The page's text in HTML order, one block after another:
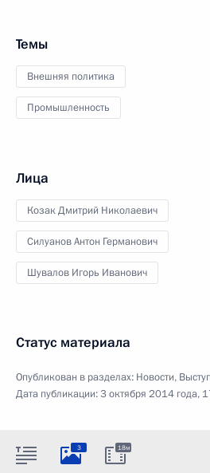
Темы
Внешняя политика
Промышленность
Лица
Козак Дмитрий Николаевич
Силуанов Антон Германович
Шувалов Игорь Иванович
Статус материала
Опубликован в разделах: Новости,
Дата публикации:3 октября 2014 года,
3 18м